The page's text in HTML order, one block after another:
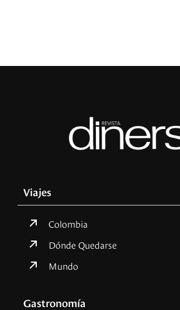
Viajes
Colombia
Dónde Quedarse
Mundo
Gastronomía